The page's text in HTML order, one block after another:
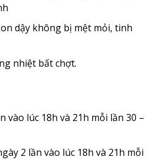
dậy không bị mệt mỏi, tinh
nhiệt bất chợt.
vào lúc 18h và 21h mỗi lần 30 –
2 lần vào lúc 18h và 21h mỗi